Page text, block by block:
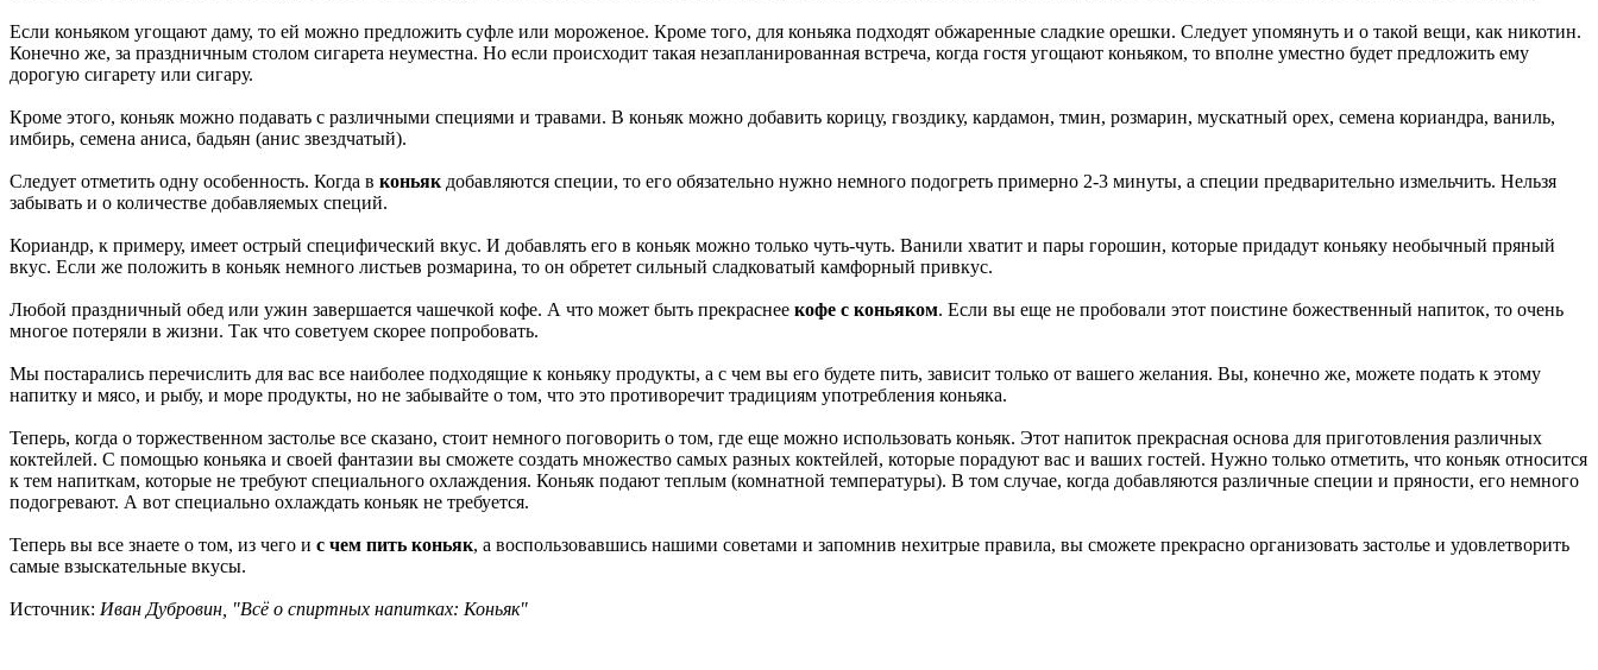
Если коньяком угощают даму, то ей можно предложить суфле или мороженое. Кроме того, для коньяка подходят обжаренные сладкие орешки. Следует упомянуть и о такой вещи, как никотин.
Конечно же, за праздничным столом сигарета неуместна. Но если происходит такая незапланированная встреча, когда гостя угощают коньяком, то вполне уместно будет предложить ему
дорогую сигарету или сигару.
Кроме этого, коньяк можно подавать с различными специями и травами. В коньяк можно добавить корицу, гвоздику, кардамон, тмин, розмарин, мускатный орех, семена кориандра, ваниль,
имбирь, семена аниса, бадьян (анис звездчатый).
Следует отметить одну особенность. Когда в коньяк добавляются специи, то его обязательно нужно немного подогреть примерно 2-3 минуты, а специи предварительно измельчить. Нельзя
забывать и о количестве добавляемых специй.
Кориандр, к примеру, имеет острый специфический вкус. И добавлять его в коньяк можно только чуть-чуть. Ванили хватит и пары горошин, которые придадут коньяку необычный пряный
вкус. Если же положить в коньяк немного листьев розмарина, то он обретет сильный сладковатый камфорный привкус.
Любой праздничный обед или ужин завершается чашечкой кофе. А что может быть прекраснее кофе с коньяком. Если вы еще не пробовали этот поистине божественный напиток, то очень
многое потеряли в жизни. Так что советуем скорее попробовать.
Мы постарались перечислить для вас все наиболее подходящие к коньяку продукты, а с чем вы его будете пить, зависит только от вашего желания. Вы, конечно же, можете подать к этому
напитку и мясо, и рыбу, и море продукты, но не забывайте о том, что это противоречит традициям употребления коньяка.
Теперь, когда о торжественном застолье все сказано, стоит немного поговорить о том, где еще можно использовать коньяк. Этот напиток прекрасная основа для приготовления различных
коктейлей. С помощью коньяка и своей фантазии вы сможете создать множество самых разных коктейлей, которые порадуют вас и ваших гостей. Нужно только отметить, что коньяк относится
к тем напиткам, которые не требуют специального охлаждения. Коньяк подают теплым (комнатной температуры). В том случае, когда добавляются различные специи и пряности, его немного
подогревают. А вот специально охлаждать коньяк не требуется.
Теперь вы все знаете о том, из чего и с чем пить коньяк, а воспользовавшись нашими советами и запомнив нехитрые правила, вы сможете прекрасно организовать застолье и удовлетворить
самые взыскательные вкусы.
Источник: Иван Дубровин, "Всё о спиртных напитках: Коньяк"